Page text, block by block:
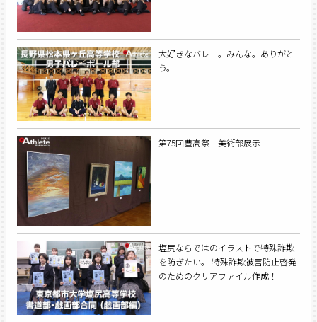
大好きなバレー。みんな。ありがと
う。
第75回豊高祭 美術部展示
塩尻ならではのイラストで特殊詐欺
を防ぎたい。 特殊詐欺被害防止啓発
のためのクリアファイル作成！